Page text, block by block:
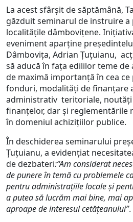
La acest sfârşit de săptămână,
găzduit seminarul de instruire
localităţile dâmboviţene.
eveniment aparţine
Dâmboviţa, Adrian Ţuţuianu,
să aducă în faţa edililor teme de
de maximă importanţă în cea ce
fonduri, modalităţi de finanţare
administrativ teritoriale, noutăţi
finanţelor, dar şi reglementările
în domeniul achiziţiilor publice.
În deschiderea seminarului
Ţuţuianu, a evidenţiat
de dezbateri:“Am considerat
de punere în temă cu problemele
pentru administraţiile locale şi
a putea să lucrăm mai bine, mai
aproape de interesul cetăţeanului”.